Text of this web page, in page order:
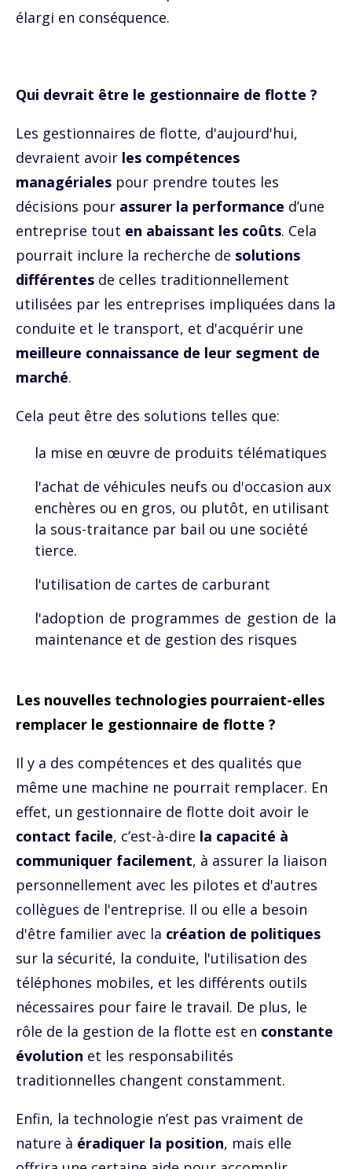
élargi en conséquence.
Qui devrait être le gestionnaire de flotte ?
Les gestionnaires de flotte, d'aujourd'hui,
devraient avoir les compétences
managériales pour prendre toutes les
décisions pour assurer la performance d’une
entreprise tout en abaissant les coûts. Cela
pourrait inclure la recherche de solutions
différentes de celles traditionnellement
utilisées par les entreprises impliquées dans la
conduite et le transport, et d'acquérir une
meilleure connaissance de leur segment de
marché.
Cela peut être des solutions telles que:
la mise en œuvre de produits télématiques
l'achat de véhicules neufs ou d'occasion aux
enchères ou en gros, ou plutôt, en utilisant
la sous-traitance par bail ou une société
tierce.
l'utilisation de cartes de carburant
l'adoption de programmes de gestion de la
maintenance et de gestion des risques
Les nouvelles technologies pourraient-elles
remplacer le gestionnaire de flotte ?
Il y a des compétences et des qualités que
même une machine ne pourrait remplacer. En
effet, un gestionnaire de flotte doit avoir le
contact facile, c’est-à-dire la capacité à
communiquer facilement, à assurer la liaison
personnellement avec les pilotes et d'autres
collègues de l'entreprise. Il ou elle a besoin
d'être familier avec la création de politiques
sur la sécurité, la conduite, l'utilisation des
téléphones mobiles, et les différents outils
nécessaires pour faire le travail. De plus, le
rôle de la gestion de la flotte est en constante
évolution et les responsabilités
traditionnelles changent constamment.
Enfin, la technologie n’est pas vraiment de
nature à éradiquer la position, mais elle